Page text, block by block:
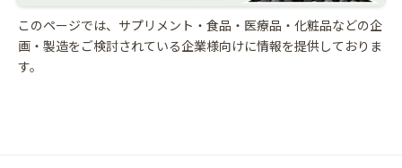
このページでは、サプリメント・食品・医療品・化粧品などの企
画・製造をご検討されている企業様向けに情報を提供しておりま
す。